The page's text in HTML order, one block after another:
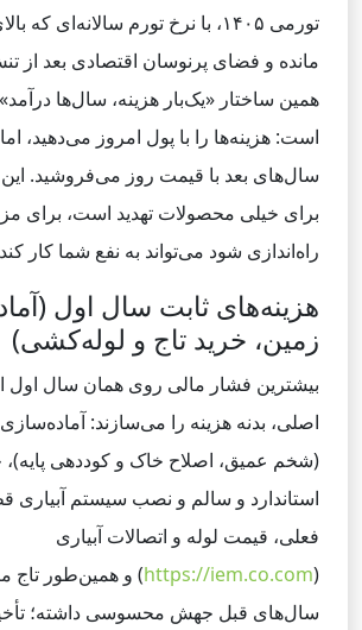
مانده و فضای پرنوسان اقتصادی بعد از
همین ساختار «یک‌بار هزینه، سال‌ها
است: هزینه‌ها را با پول امروز می‌دهید،
سال‌های بعد با قیمت روز می‌فروشید. این
برای خیلی محصولات تهدید است، برای
راه‌اندازی شود می‌تواند به نفع شما کار
هزینه‌های ثابت سال اول
زمین، خرید تاج و لوله‌کشی)
بیشترین فشار مالی روی همان سال
اصلی، بدنه هزینه را می‌سازند:
(شخم عمیق، اصلاح خاک و کوددهی پایه)،
استاندارد و سالم و نصب سیستم آبیاری
فعلی، قیمت لوله و اتصالات آبیاری
(
https://iem.co.com) و همین‌طور تاج
سال‌های قبل جهش محسوسی داشته؛